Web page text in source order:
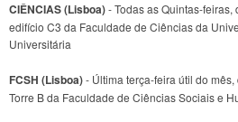
CIÊNCIAS (Lisboa)- Todas as Quintas-
edifício C3 da Faculdade de Ciências da
Universitária
FCSH (Lisboa)- Última terça-feira útil do
Torre B da Faculdade de Ciências Sociais e